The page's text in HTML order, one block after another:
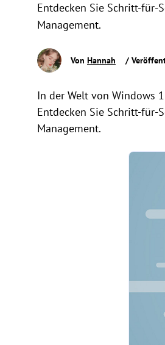
Entdecken Sie Schritt-für-
Management.
Von Hannah /
In der Welt von Windows
Entdecken Sie Schritt-für-
Management.